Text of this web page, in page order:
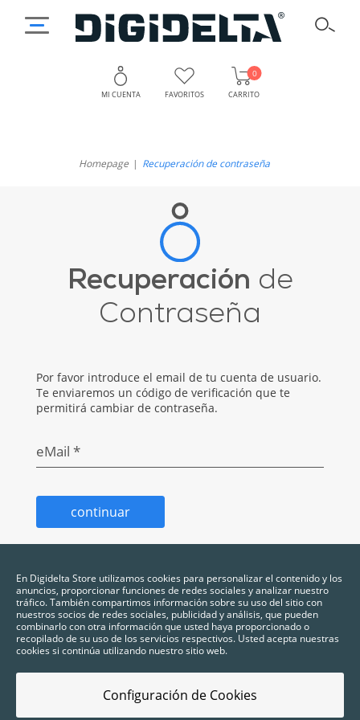
MI CUENTA FAVORITOS CARRITO
0
Homepage Recuperación de contraseña
Recuperación de
Contraseña
Por favor introduce el email de tu cuenta de usuario.
Te enviaremos un código de verificación que te
permitirá cambiar de contraseña.
eMail *
continuar
En Digidelta Store utilizamos cookies para personalizar el contenido y los
anuncios, proporcionar funciones de redes sociales y analizar nuestro
tráfico. También compartimos información sobre su uso del sitio con
nuestros socios de redes sociales, publicidad y análisis, que pueden
combinarlo con otra información que usted haya proporcionado o
recopilado de su uso de los servicios respectivos. Usted acepta nuestras
cookies si continúa utilizando nuestro sitio web.
Configuración de Cookies